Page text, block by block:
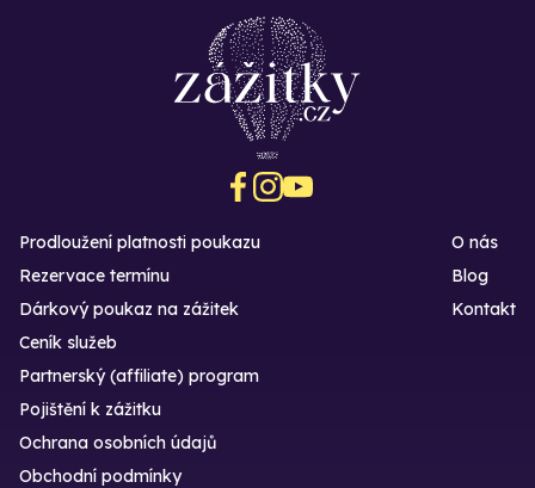
Prodloužení platnosti poukazu
Rezervace termínu
Dárkový poukaz na zážitek
O nás
Blog
Kontakt
Ceník služeb
Partnerský (affiliate) program
Pojištění k zážitku
Ochrana osobních údajů
Obchodní podmínky